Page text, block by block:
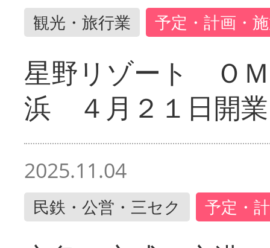
観光・旅行業 予定・計画・
星野リゾート Ｏ
浜 ４月２１日開業
2025.11.04
民鉄・公営・三セク 予定・